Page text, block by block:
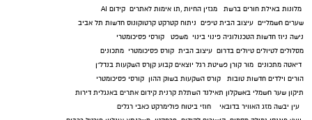
מלונות באילת חורים ברשת מגזין החיות ,תו אימות לאתרים קידום AI
שערים חשמליים עיצוב הבית טיפים ניתוח קטרקט קרטוקונוס חדשות תל אביב
נישה ניוז חדשות הטכנולוגיה פינוי בינוי משפט
קורסי פסיכומטרי
מסלולים לטיולים טיולים בדרום עיצוב הבית קורס פסיכומטרי מתכונים
דיאטה מתכונים מור קורן פשיטת רגל יוצאים קבוע קןרס השקעות בנדל"ן
הורים וילדים חדשות טובות קורס השקעות בשוק ההון קורסי פסיכומטרי
תיקון שער חשמלי באשקלון תאילנד השתלת קרנית קידום אתרים באנגלית דירות
עין יבשה מזג האוויר בדובאי חוזי ביטוח פולימרקט כאבי רגלים